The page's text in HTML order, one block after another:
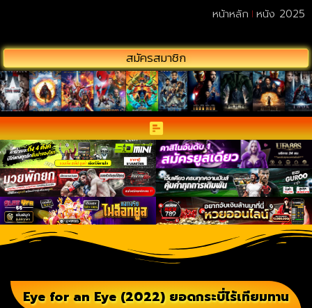
สมัครสมาชิก
หน้าหลัก หนัง 2025
Eye for an Eye (2022) ยอดกระบี่ไร้เทียมทาน